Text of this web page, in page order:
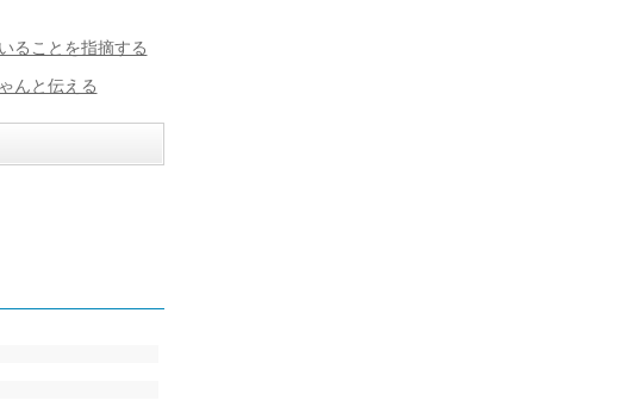
ることを指摘する
んと伝える